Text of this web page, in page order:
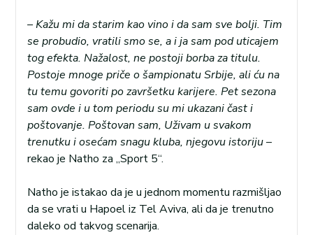
– Kažu mi da starim kao vino i da sam sve bolji. Tim
se probudio, vratili smo se, a i ja sam pod uticajem
tog efekta. Nažalost, ne postoji borba za titulu.
Postoje mnoge priče o šampionatu Srbije, ali ću na
tu temu govoriti po završetku karijere. Pet sezona
sam ovde i u tom periodu su mi ukazani čast i
poštovanje. Poštovan sam, Uživam u svakom
trenutku i osećam snagu kluba, njegovu istoriju–
rekao je Natho za „Sport 5“.
Natho je istakao da je u jednom momentu razmišljao
da se vrati u Hapoel iz Tel Aviva, ali da je trenutno
daleko od takvog scenarija.